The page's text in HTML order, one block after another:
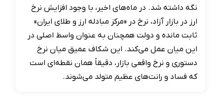
نگه داشته شد. در ماه‌های اخیر، با وجود افزایش نرخ
ارز در بازار آزاد، نرخ در «مرکز مبادله ارز و طلای ایران»
ثابت مانده و دولت همچنان به عنوان واسط اصلی در
این میان عمل می‌کند. این شکاف عمیق میان نرخ
دستوری و نرخ واقعی بازار، دقیقاً همان نقطه‌ای است
که فساد و رانت‌های عظیم متولد می‌شوند.